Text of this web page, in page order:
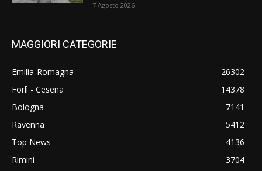
7 Agosto 2026
MAGGIORI CATEGORIE
Emilia-Romagna
26302
Forlì - Cesena
14378
Bologna
7141
Ravenna
5412
Top News
4136
Rimini
3704